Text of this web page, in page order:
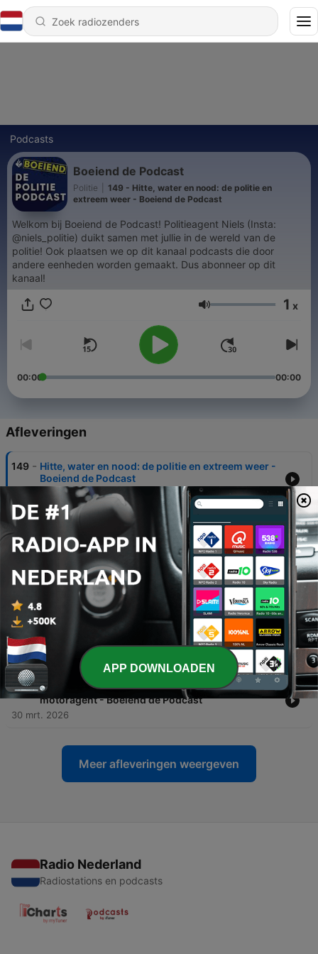
Podcasts
Boeiend de Podcast
Politie
149 - Hitte, water en nood: de politie en
extreem weer - Boeiend de Podcast
Welkom bij Boeiend de Podcast! Politieagent Niels (Insta:
@niels_politie) duikt samen met jullie in de wereld van de
politie! Ook plaatsen we op dit kanaal podcasts die door
andere eenheden worden gemaakt. Dus abonneer op dit
kanaal!
Volume 1 x
00:00 00:00
Afleveringen
149 - Hitte, water en nood: de politie en extreem weer -
Boeiend de Podcast
148 -
Nieuwe tools voor slimmer politiewerk - Boeiend
06 jul. 2026
147 -
Verborgen signalen: wat mensen écht laten zien |
An Gaiser | Boeiend de Podcast
15 jun. 2026
'Ik ben en blijf een moordenaar' Het bijzondere
verhaal van Paul Spruit - Boeiend de Podcast
13 apr. 2026
145 - Op de snelweg, in de stad: Het werk als
motoragent - Boeiend de Podcast
30 mrt. 2026
Meer afleveringen weergeven
Radio Nederland
Radiostations en podcasts
APP DOWNLOADEN